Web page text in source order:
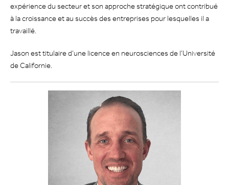
expérience du secteur et son approche stratégique ont contribué
à la croissance et au succès des entreprises pour lesquelles il a
travaillé.
Jason est titulaire d'une licence en neurosciences de l'Université
de Californie.